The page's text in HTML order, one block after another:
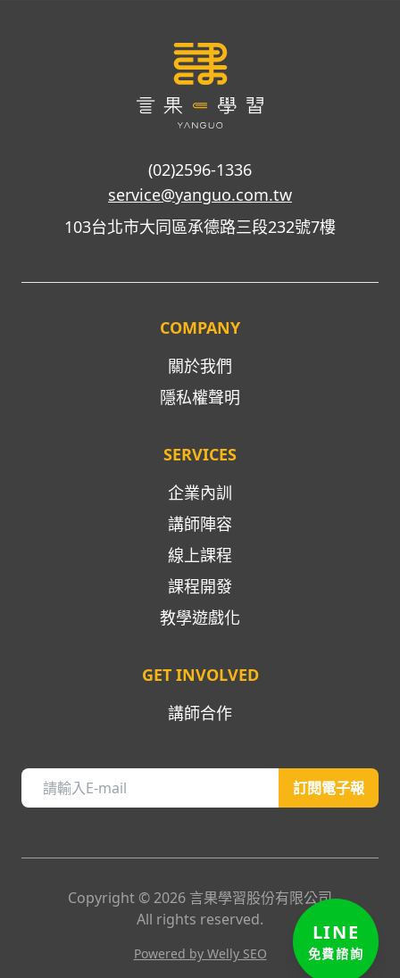
免費諮詢
(02)2596-1336
service@yanguo.com.tw
103台北市大同區承德路三段232號7樓
COMPANY
關於我們
隱私權聲明
SERVICES
企業內訓
講師陣容
線上課程
課程開發
教學遊戲化
GET INVOLVED
講師合作
訂閱電子報
Copyright © 2026 言果學習股份有限公司
All rights reserved.
Powered by Welly SEO